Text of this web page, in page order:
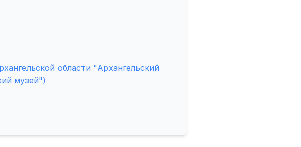
области "Архангельский
музей")